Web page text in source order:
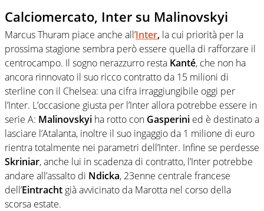
Calciomercato, Inter su Malinovskyi
Marcus Thuram piace anche all’Inter, la cui priorità per la
prossima stagione sembra però essere quella di rafforzare il
centrocampo. Il sogno nerazzurro resta Kanté, che non ha
ancora rinnovato il suo ricco contratto da 15 milioni di
sterline con il Chelsea: una cifra irraggiungibile oggi per
l’Inter. L’occasione giusta per l’Inter allora potrebbe essere in
serie A: Malinovskyi ha rotto con Gasperini ed è destinato a
lasciare l’Atalanta, inoltre il suo ingaggio da 1 milione di euro
rientra totalmente nei parametri dell’Inter. Infine se perdesse
Skriniar, anche lui in scadenza di contratto, l’Inter potrebbe
andare all’assalto di Ndicka, 23enne centrale francese
dell’Eintracht già avvicinato da Marotta nel corso della
scorsa estate.